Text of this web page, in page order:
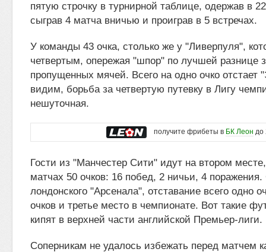
пятую строчку в турнирной таблице, одержав в
сыграв 4 матча вничью и проиграв в 5 встречах.
У команды 43 очка, столько же у "Ливерпуля",
четвертым, опережая "шпор" по лучшей разнице
пропущенных мячей. Всего на одно очко отстает
видим, борьба за четвертую путевку в Лигу
нешуточная.
получите фрибеты в БК Леон до
Гости из "Манчестер Сити" идут на втором
матчах 50 очков: 16 побед, 2 ничьи, 4
лондонского "Арсенала", отставание всего одно
очков и третье место в чемпионате. Вот такие
кипят в верхней части английской Премьер-лиги.
Соперникам не удалось избежать перед матчем